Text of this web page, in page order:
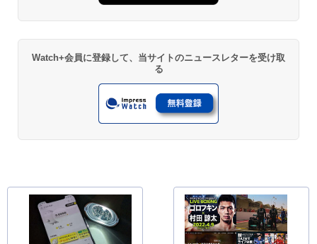
Watch+会員に登録して、当サイトのニュースレターを受け取
る